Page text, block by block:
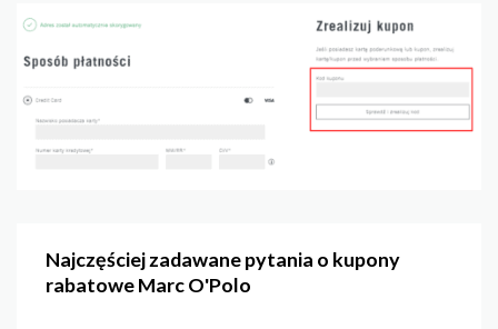
Najczęściej zadawane pytania o kupony
rabatowe Marc O'Polo